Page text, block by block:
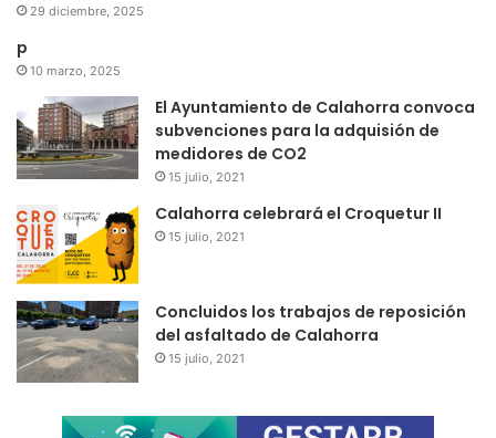
29 diciembre, 2025
p
10 marzo, 2025
El Ayuntamiento de Calahorra convoca
subvenciones para la adquisión de
medidores de CO2
15 julio, 2021
Calahorra celebrará el Croquetur II
15 julio, 2021
Concluidos los trabajos de reposición
del asfaltado de Calahorra
15 julio, 2021